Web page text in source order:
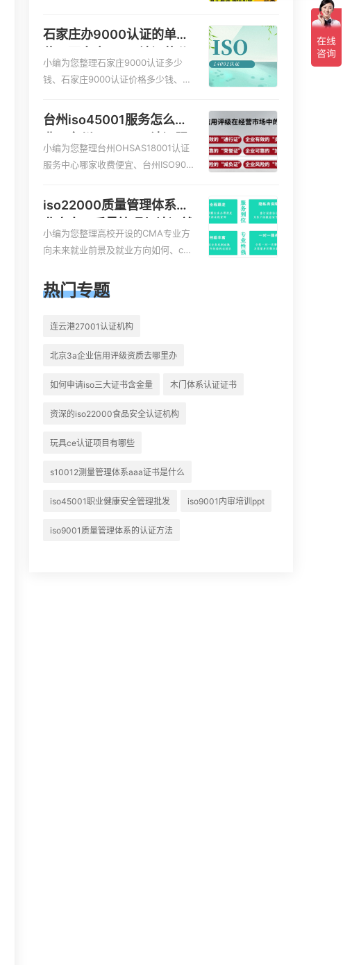
服务资质哪家便宜、安全运维服务资
质认证哪家效率高、信息系统安全集
成服务资质认证的申请书相关iso体系
认证知识，详情可查看下方正文！
石家庄办9000认证的单
司
小编为您整理石家庄9000认证多少
钱、石家庄9000认证价格多少钱、石
00认证价格贵吗、石家庄9000认证费
用大概多钱相关iso体系认证知识，详
情可查看下方正文！
台州iso45001服务怎么收
务怎么收费
小编为您整理台州OHSAS18001认证
服务中心哪家收费便宜、台州ISO900
E认证,台州机械机电CE认证、CE认证
怎么收费、温州科普ISO45001职业健
康安全管理体系认证收费标准是什么
相关iso体系认证知识，详情可查看下
iso22000质量管理体系就
业方向
小编为您整理高校开设的CMA专业方
向未来就业前景及就业方向如何、cm
的就业方向、cpa和cma未来就业方
向、大学生考完cma，就哪些就业方
下方正文！
热门专题
连云港27001认证机构
北京3a企业信用评级资质去哪里办
如何申请iso三大证书含金量 木门体系认证证书
资深的iso22000食品安全认证机构
玩具ce认证项目有哪些
s10012测量管理体系aaa证书是什么
iso45001职业健康安全管理批发 iso9001内审培训ppt
iso9001质量管理体系的认证方法